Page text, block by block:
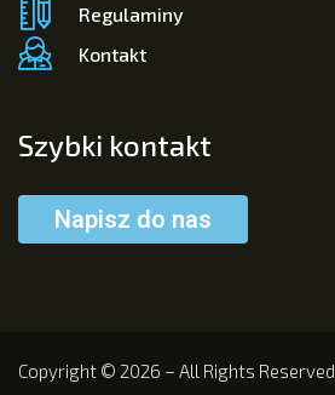
Regulaminy
Kontakt
Szybki kontakt
Napisz do nas
Copyright © 2026 – All Rights Reserved.